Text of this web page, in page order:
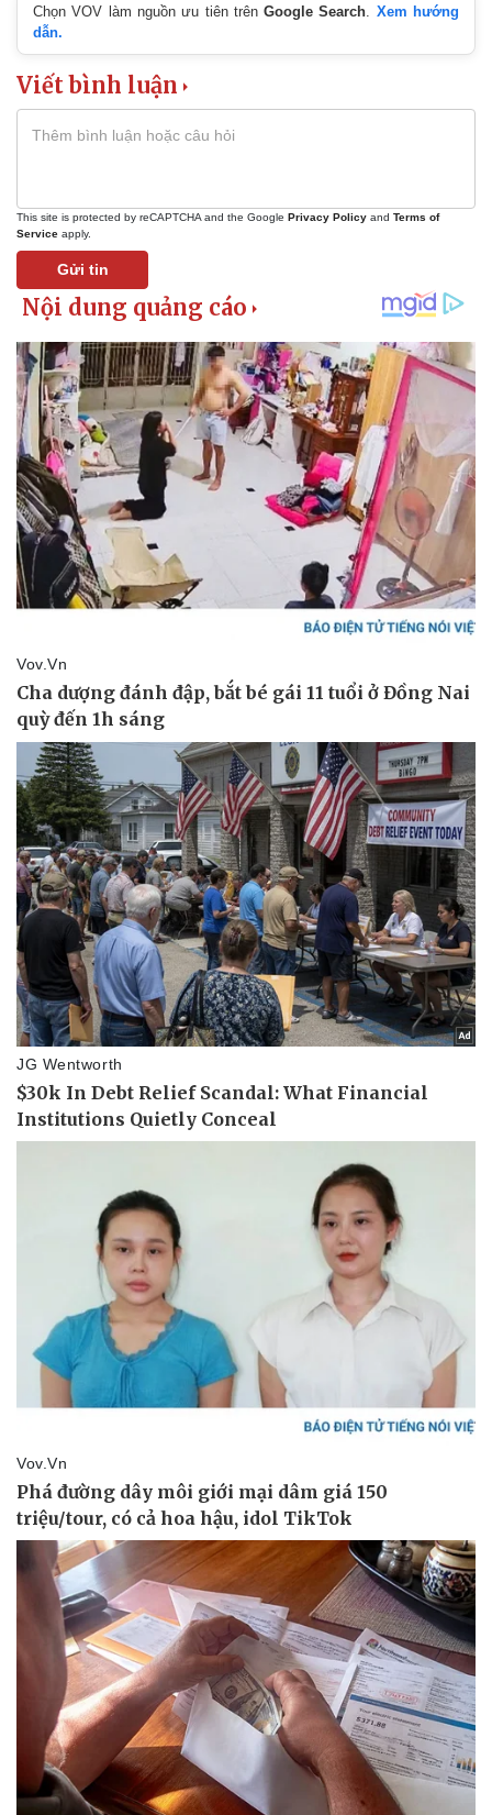
Pháp luật
Vụ án
Tư vấn luật
Quân sự - Quốc
Vũ khí
Việt Nam
Chọn VOV làm nguồn ưu tiên trênGoogle Search. Xem hướng
dẫn.
Viết bình luận
This site is protected by reCAPTCHA and the Google Privacy Policy and Terms of
Service apply.
Gửi tin